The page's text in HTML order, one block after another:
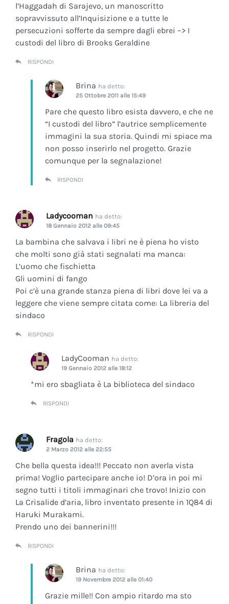
l’Haggadah di Sarajevo, un manoscritto
sopravvissuto all’Inquisizione e a tutte le
persecuzioni sofferte da sempre dagli ebrei –> I
custodi del libro di Brooks Geraldine
RISPONDI
Brina ha detto:
25 Ottobre 2011 alle 15:49
Pare che questo libro esista davvero, e che ne
“I custodi del libro” l’autrice semplicemente
immagini la sua storia. Quindi mi spiace ma
non posso inserirlo nel progetto. Grazie
comunque per la segnalazione!
RISPONDI
Ladycooman ha detto:
18 Gennaio 2012 alle 09:45
La bambina che salvava i libri ne è piena ho visto
che molti sono già stati segnalati ma manca:
L’uomo che fischietta
Gli uomini di fango
Poi c’è una grande stanza piena di libri dove lei va a
leggere che viene sempre citata come: La libreria del
sindaco
RISPONDI
LadyCooman ha detto:
19 Gennaio 2012 alle 18:12
*mi ero sbagliata è La biblioteca del sindaco
RISPONDI
Fragola ha detto:
2 Marzo 2012 alle 22:55
Che bella questa idea!!! Peccato non averla vista
prima! Voglio partecipare anche io! D’ora in poi mi
segno tutti i titoli immaginari che trovo! Inizio con
La Crisalide d’aria, libro inventato presente in 1Q84 di
Haruki Murakami.
Prendo uno dei bannerini!!!
RISPONDI
Brina ha detto:
19 Novembre 2012 alle 01:40
Grazie mille!! Con ampio ritardo ma sto